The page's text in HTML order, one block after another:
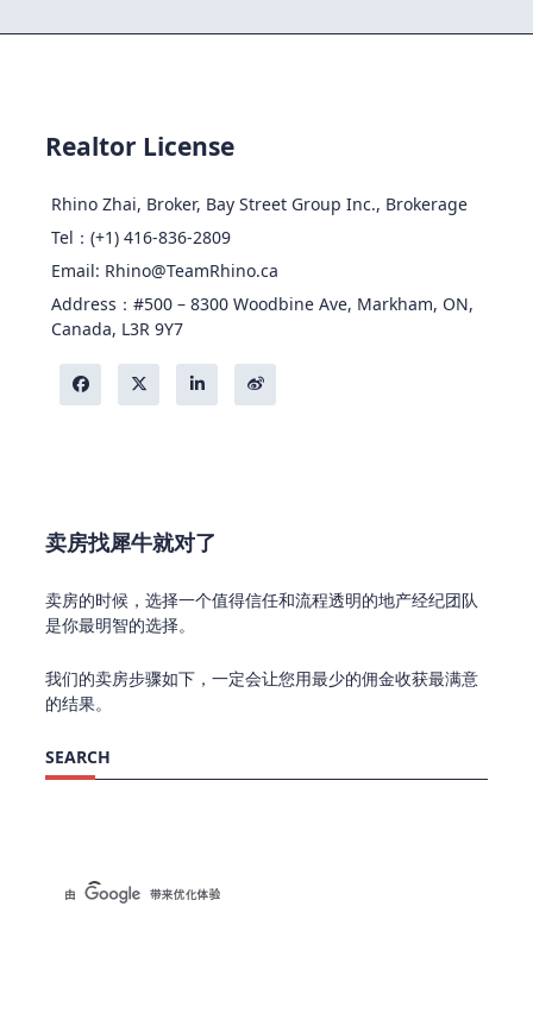
Realtor License
Rhino Zhai, Broker, Bay Street Group Inc., Brokerage
Tel：(+1) 416-836-2809
Email: Rhino@TeamRhino.ca
Address：#500 – 8300 Woodbine Ave, Markham, ON,
Canada, L3R 9Y7
卖房找犀牛就对了
卖房的时候，选择一个值得信任和流程透明的地产经纪团队
是你最明智的选择。
我们的卖房步骤如下，一定会让您用最少的佣金收获最满意
的结果。
SEARCH